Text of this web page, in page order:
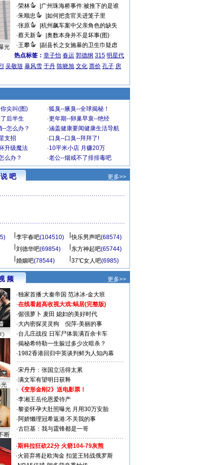
光
·荣林
广州珠海桥事件:被推下的是谁
·朱顺忠
如何把贪官关进笼子里
·张原
杭州飙车案中父亲角色的缺失
·蔡天新
奥数本身并不是坏事(图)
·王攀
副县长之女施暴的卫生巾疑虑
热点标签： 章子怡 春运 郭德纲 315 明星代
吴敬琏 暴风雪 于丹 陈晓旭 文化 票价 孔子 房
尖叫(图) ·狐臭--腋臭--全球揭秘！
后半生
·更年期--卵巢早衰--绝经
--怎么办？
·涵盖健康要闻健康生活导航
支招
·口臭--口臭--拜拜了!
升级魔法
·10平米小店 月赚20万
么办？
·老公--烟戒不了排排毒吧
说 吧 更多>>
李宇春吧(104510) 快乐男声吧(68574)
刘德华吧(69854) 东方神起吧(65744)
婚姻吧(78544) 37℃女人吧(6985)
频 更多>>
断
·独家首播:大秦帝国 范冰冰-金大班
·在线看超高收视大戏:蜗居(完整版)
·倔强萝卜 麦田 媳妇的美好时代
·大内密探灵灵狗
倪萍-美丽的事
·台儿庄战役 日军尸体装满百余卡车
·揭秘希特勒一生躲过多少次暗杀？
·1982香港回归中英谈判鲜为人知内幕
·宋丹丹：张国立活得太累
·满文军有望明日获释
· 《变形金刚2》送电影票！
·李湘王岳伦恩爱待产
·黎姿怀孕大肚照曝光 月用30万安胎
·阿娇懒理冠希返港:不关我的事
·古巨基：我与霆锋都是一哥
·斯科拉狂砍22分 火箭104-79灰熊
·火箭弃将赴欧淘金 扣篮王转战俄罗斯